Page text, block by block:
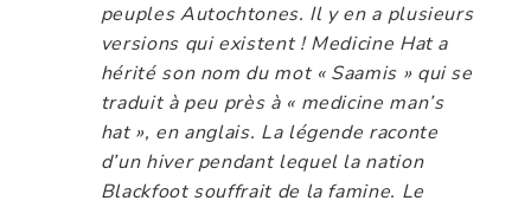
peuples Autochtones. Il y en a plusieurs
versions qui existent ! Medicine Hat a
hérité son nom du mot « Saamis » qui se
traduit à peu près à « medicine man’s
hat », en anglais. La légende raconte
d’un hiver pendant lequel la nation
Blackfoot souffrait de la famine. Le